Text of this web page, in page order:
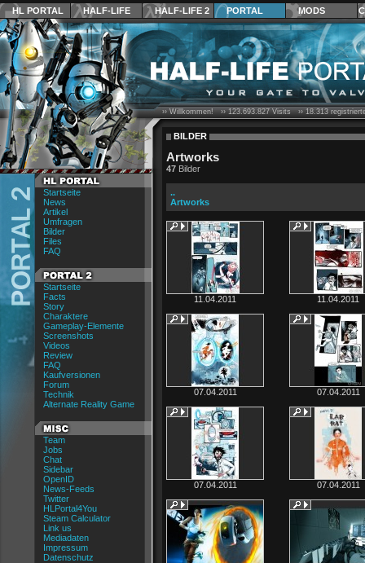
HL PORTAL HALF-LIFE HALF-LIFE 2 PORTAL MODS
Startseite
News
Artikel
Umfragen
Bilder
Files
FAQ
Startseite
Facts
Story
Charaktere
Gameplay-Elemente
Screenshots
Videos
Review
FAQ
Kaufversionen
Forum
Technik
Alternate Reality Game
Team
Jobs
Chat
Sidebar
OpenID
News-Feeds
Twitter
HLPortal4You
Steam Calculator
Link us
Mediadaten
Impressum
Datenschutz
›› Willkommen! ››123.693.827Visits ››18.313
BILDER
Artworks
47 Bilder
..
Artworks
11.04.2011 11.04.2011
07.04.2011 07.04.2011
07.04.2011 07.04.2011